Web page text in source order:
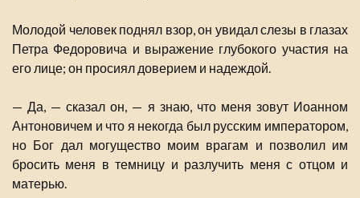
Молодой человек поднял взор, он увидал слезы в глазах
Петра Федоровича и выражение глубокого участия на
его лице; он просиял доверием и надеждой.
— Да, — сказал он, — я знаю, что меня зовут Иоанном
Антоновичем и что я некогда был русским императором,
но Бог дал могущество моим врагам и позволил им
бросить меня в темницу и разлучить меня с отцом и
матерью.